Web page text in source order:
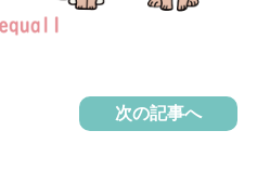
次の記事へ